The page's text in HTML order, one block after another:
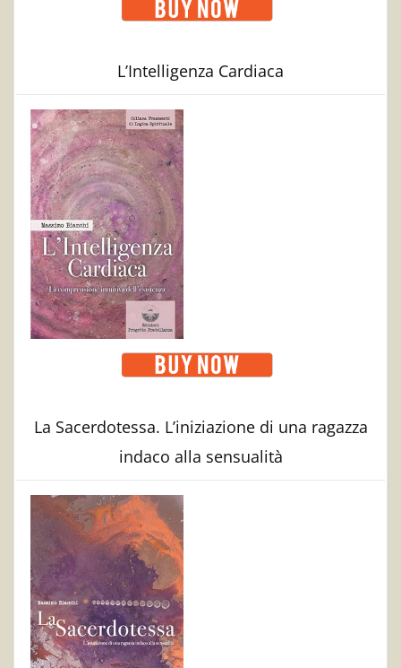
L’Intelligenza Cardiaca
La Sacerdotessa. L’iniziazione di una ragazza
indaco alla sensualità